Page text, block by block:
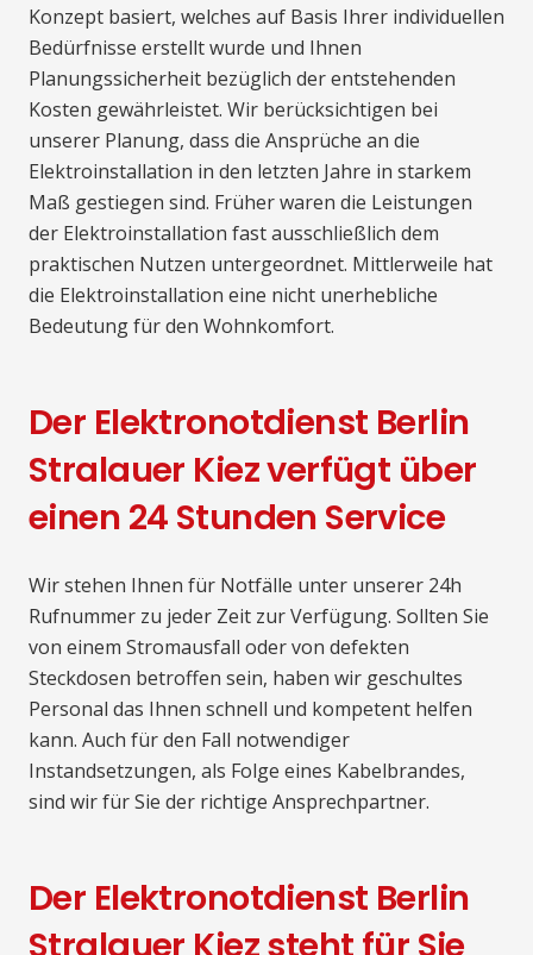
Konzept basiert, welches auf Basis Ihrer individuellen
Bedürfnisse erstellt wurde und Ihnen
Planungssicherheit bezüglich der entstehenden
Kosten gewährleistet. Wir berücksichtigen bei
unserer Planung, dass die Ansprüche an die
Elektroinstallation in den letzten Jahre in starkem
Maß gestiegen sind. Früher waren die Leistungen
der Elektroinstallation fast ausschließlich dem
praktischen Nutzen untergeordnet. Mittlerweile hat
die Elektroinstallation eine nicht unerhebliche
Bedeutung für den Wohnkomfort.
Der Elektronotdienst Berlin
Stralauer Kiez verfügt über
einen 24 Stunden Service
Wir stehen Ihnen für Notfälle unter unserer 24h
Rufnummer zu jeder Zeit zur Verfügung. Sollten Sie
von einem Stromausfall oder von defekten
Steckdosen betroffen sein, haben wir geschultes
Personal das Ihnen schnell und kompetent helfen
kann. Auch für den Fall notwendiger
Instandsetzungen, als Folge eines Kabelbrandes,
sind wir für Sie der richtige Ansprechpartner.
Der Elektronotdienst Berlin
Stralauer Kiez steht für Sie